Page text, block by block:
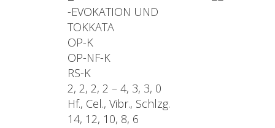
-EVOKATION UND
TOKKATA
OP-K
OP-NF-K
RS-K
2, 2, 2, 2 – 4, 3, 3, 0
Hf., Cel., Vibr., Schlzg.
14, 12, 10, 8, 6